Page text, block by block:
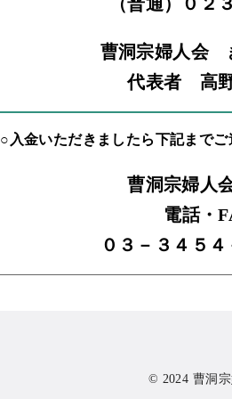
曹洞宗婦人会
代表者 高
○入金いただきましたら下記まで
曹洞宗婦人
電話・
０３－３４５
© 2024 曹洞